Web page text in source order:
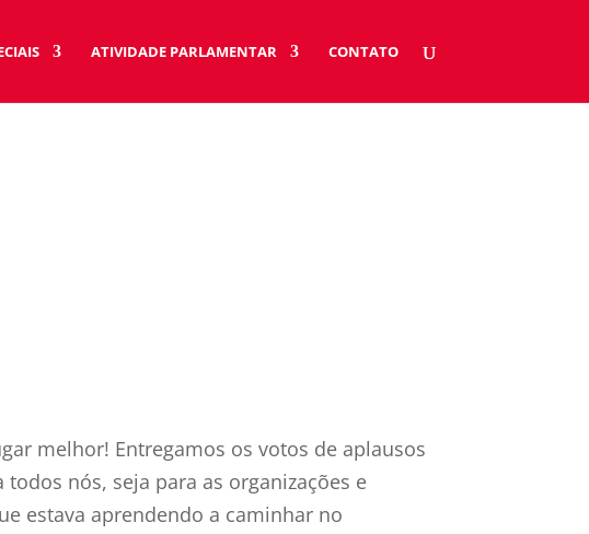
ATIVIDADE PARLAMENTAR CONTATO
melhor! Entregamos os votos de aplausos
nós, seja para as organizações e
estava aprendendo a caminhar no